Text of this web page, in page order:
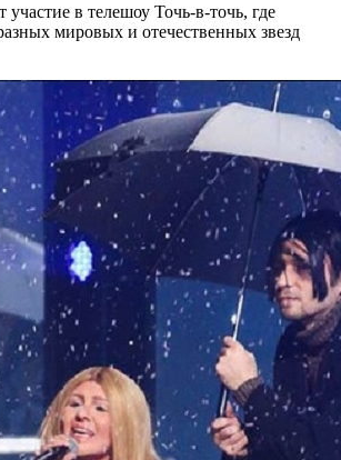
в телешоу Точь-в-точь, где
мировых и отечественных звезд